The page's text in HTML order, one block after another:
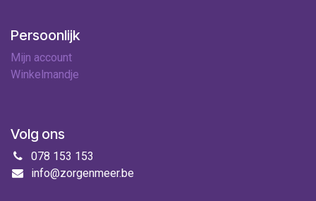
Persoonlijk
Mijn account
Winkelmandje
Volg ons
078 153 153
info@zorgenmeer.be